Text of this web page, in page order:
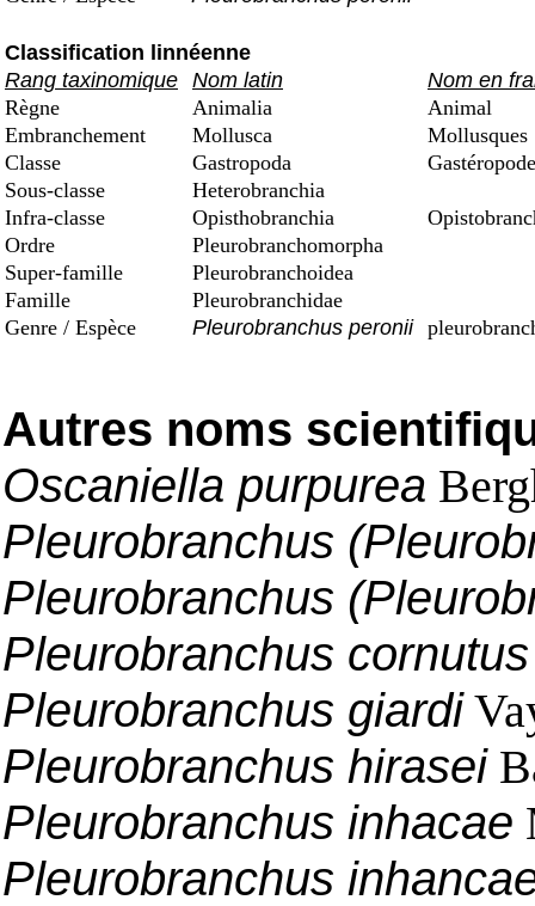
Classification linnéenne
Rang taxinomique Nom latin
Nom en
Règne
Animalia
Animal
Embranchement
Mollusca
Mollusques
Classe
Gastropoda
Sous-classe
Heterobranchia
Infra-classe
Opisthobranchia
Ordre
Pleurobranchomorpha
Super-famille
Pleurobranchoidea
Famille
Pleurobranchidae
Genre / Espèce
Pleurobranchus peronii
Autres noms
Oscaniella purpurea
Pleurobranchus
Pleurobranchus
Pleurobranchus cornutus
Pleurobranchus giardi
Pleurobranchus hirasei
Pleurobranchus inhacae
Pleurobranchus